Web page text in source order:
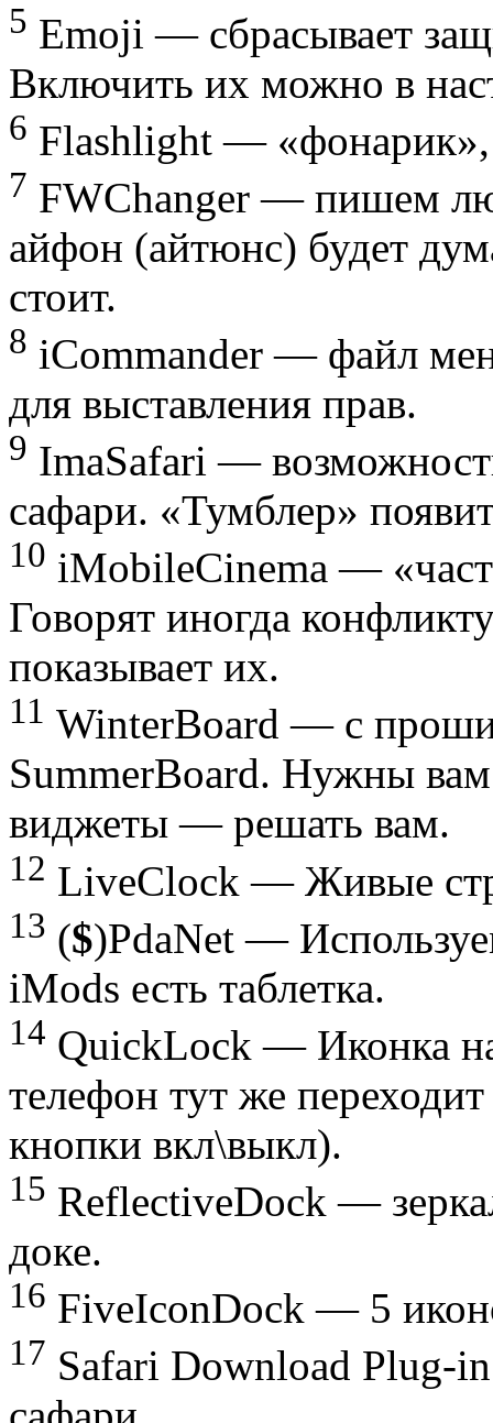
5 Emoji — сбрасывает
Включить их можно в
6 Flashlight —
7 FWChanger — пишем
айфон (айтюнс) будет
стоит.
8 iCommander — файл
для выставления прав.
9 ImaSafari —
сафари. «Тумблер»
10 iMobileCinema —
Говорят иногда
показывает их.
11 WinterBoard — с
SummerBoard. Нужны
виджеты — решать вам.
12 LiveClock — Живые
13 ($)PdaNet —
iMods есть таблетка.
14 QuickLock — Иконка
телефон тут же
кнопки вкл\выкл).
15 ReflectiveDock —
доке.
16 FiveIconDock — 5
17 Safari Download Plug-